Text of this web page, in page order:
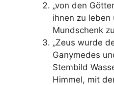
„von den
ihnen zu leben
Mundschenk
„Zeus wurde
Ganymedes
Stembild
Himmel, mit